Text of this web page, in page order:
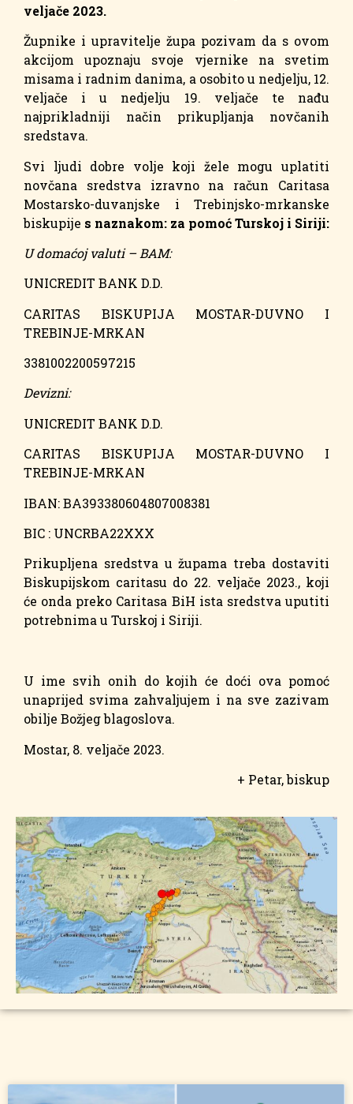
veljače 2023.
Župnike i upravitelje župa pozivam da s ovom
akcijom upoznaju svoje vjernike na svetim
misama i radnim danima, a osobito u nedjelju, 12.
veljače i u nedjelju 19. veljače te nađu
najprikladniji način prikupljanja novčanih
sredstava.
Svi ljudi dobre volje koji žele mogu uplatiti
novčana sredstva izravno na račun Caritasa
Mostarsko-duvanjske i Trebinjsko-mrkanske
biskupije s naznakom: za pomoć Turskoj i Siriji:
U domaćoj valuti – BAM:
UNICREDIT BANK D.D.
CARITAS BISKUPIJA MOSTAR-DUVNO I
TREBINJE-MRKAN
3381002200597215
Devizni:
UNICREDIT BANK D.D.
CARITAS BISKUPIJA MOSTAR-DUVNO I
TREBINJE-MRKAN
IBAN: BA393380604807008381
BIC : UNCRBA22XXX
Prikupljena sredstva u župama treba dostaviti
Biskupijskom caritasu do 22. veljače 2023., koji
će onda preko Caritasa BiH ista sredstva uputiti
potrebnima u Turskoj i Siriji.
U ime svih onih do kojih će doći ova pomoć
unaprijed svima zahvaljujem i na sve zazivam
obilje Božjeg blagoslova.
Mostar, 8. veljače 2023.
+ Petar, biskup